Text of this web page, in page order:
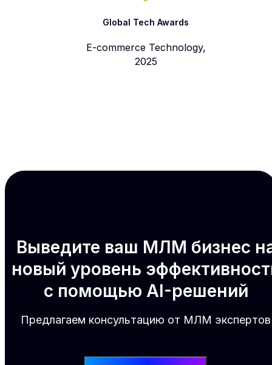
Global Tech Awards
E-commerce Technology,
2025
Выведите ваш МЛМ бизнес
новый уровень
с помощью AI-решений
Предлагаем консультацию от МЛМ экспертов